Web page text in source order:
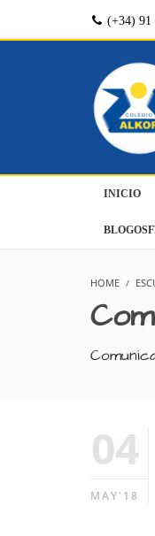
(+34) 91
INICIO
HOME
04
MAY'18